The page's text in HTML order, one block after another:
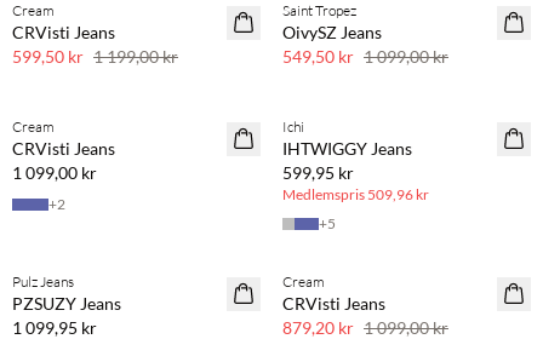
SAVE20
Cream
CRVisti Jeans
599,50 kr 1 199,00 kr
SAVE20
50 % rabatt
Saint Tropez
OivySZ Jeans
549,50 kr 1 099,00 kr
Cream
CRVisti Jeans
1 099,00 kr
+2
Ichi
IHTWIGGY Jeans
599,95 kr
Medlemspris 509,96 kr
+5
Pulz Jeans
PZSUZY Jeans
1 099,95 kr
NYHET
Cream
CRVisti Jeans
879,20 kr 1 099,00 kr